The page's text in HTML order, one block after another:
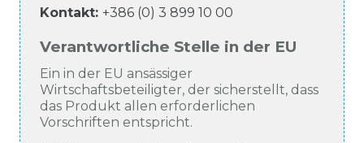
Kontakt: +386 (0) 3 899 10 00
Verantwortliche Stelle in der EU
Ein in der EU ansässiger
Wirtschaftsbeteiligter, der sicherstellt, dass
das Produkt allen erforderlichen
Vorschriften entspricht.